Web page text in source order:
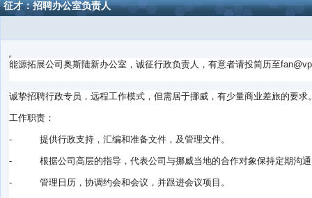
征才：招聘办公室负责人
能源拓展公司奥斯陆新办公室，诚征行政负责人，有意者请投简历至
诚挚招聘行政专员，远程工作模式，但需居于挪威， 有少量商业差旅的要求
工作职责：
- 提供行政支持，汇编和准备文件，及管理文件。
- 根据公司高层的指导， 代表公司与挪威当地的合作对象保持定期沟
- 管理日历，协调约会和会议，并跟进会议项目。